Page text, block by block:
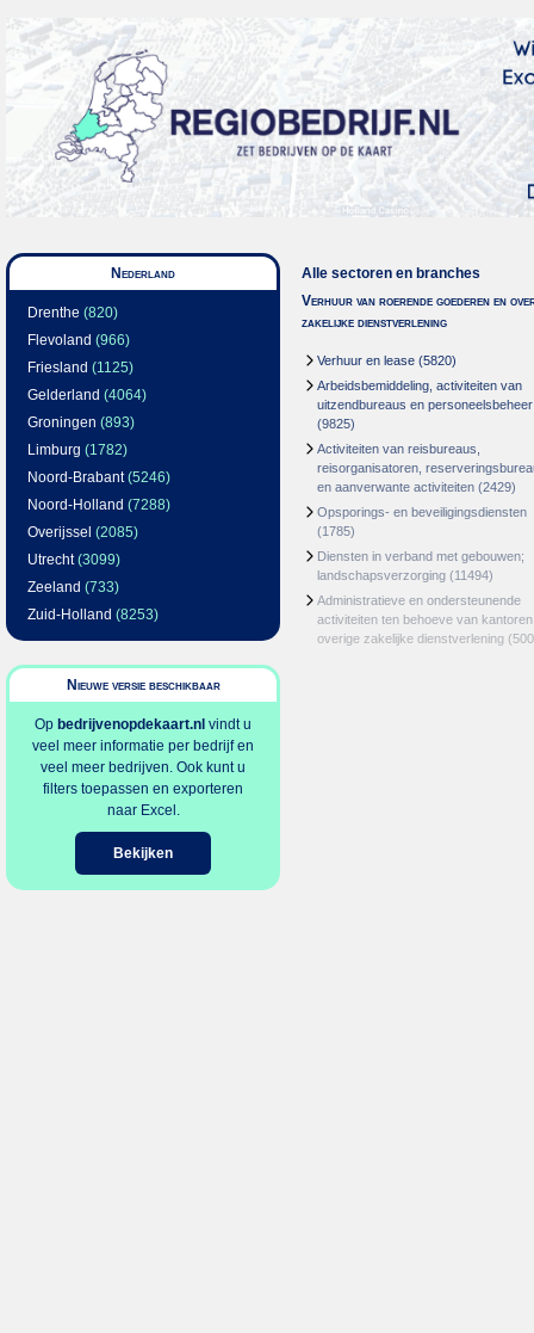
Nederland
Drenthe (820)
Flevoland (966)
Friesland (1125)
Gelderland (4064)
Groningen (893)
Limburg (1782)
Noord-Brabant(5246)
Noord-Holland (7288)
Overijssel (2085)
Utrecht(3099)
Zeeland (733)
Zuid-Holland (8253)
Nieuwe versie beschikbaar
Op bedrijvenopdekaart.nl vindt u
veel meer informatie per bedrijf en
veel meer bedrijven. Ook kunt u
filters toepassen en exporteren
naar Excel.
Bekijken
Alle sectoren en branches
Verhuur van roerende goederen en
zakelijke dienstverlening
Verhuur en lease (5820)
Arbeidsbemiddeling, activiteiten van
uitzendbureaus en personeelsbeheer
(9825)
Activiteiten van reisbureaus,
reisorganisatoren,
en aanverwante activiteiten (2429)
Opsporings- en beveiligingsdiensten
(1785)
Diensten in verband met gebouwen;
landschapsverzorging (11494)
Administratieve en ondersteunende
activiteiten ten behoeve van
overige zakelijke dienstverlening